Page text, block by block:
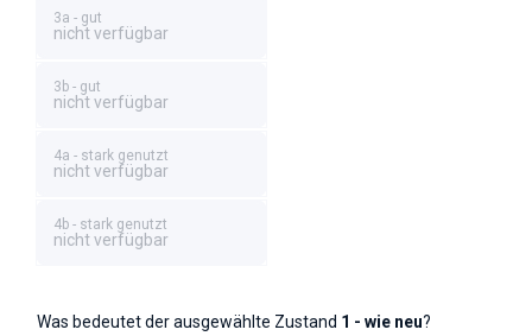
3a - gut
nicht verfügbar
3b - gut
nicht verfügbar
4a - stark genutzt
nicht verfügbar
4b - stark genutzt
nicht verfügbar
Was bedeutet der ausgewählte Zustand 1 - wie neu?